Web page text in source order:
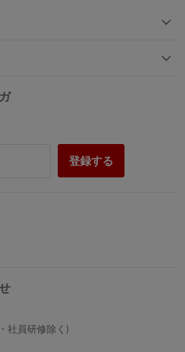
登録する
社員研修除く)